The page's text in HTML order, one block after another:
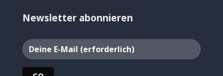
Newsletter abonnieren